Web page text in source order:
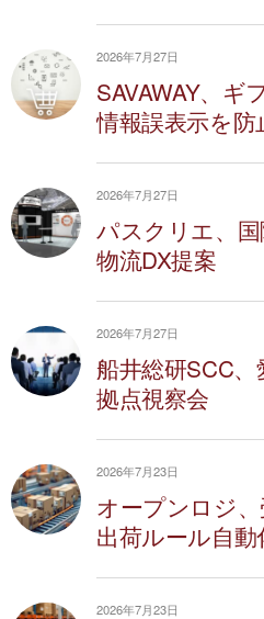
2026年7月27日
SAVAWAY、ギ
情報誤表示を防
2026年7月27日
パスクリエ、
物流DX提案
2026年7月27日
船井総研SCC
拠点視察会
2026年7月23日
オープンロジ
出荷ルール自動
2026年7月23日